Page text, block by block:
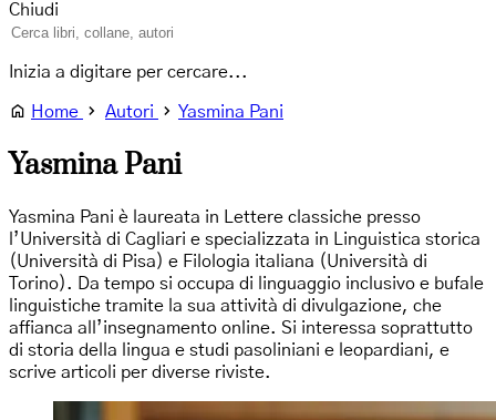
Chiudi
Inizia a digitare per cercare...
Home Autori Yasmina Pani
Yasmina Pani
Yasmina Pani è laureata in Lettere classiche presso
l’Università di Cagliari e specializzata in Linguistica storica
(Università di Pisa) e Filologia italiana (Università di
Torino). Da tempo si occupa di linguaggio inclusivo e bufale
linguistiche tramite la sua attività di divulgazione, che
affianca all’insegnamento online. Si interessa soprattutto
di storia della lingua e studi pasoliniani e leopardiani, e
scrive articoli per diverse riviste.